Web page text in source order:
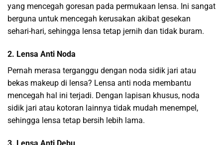
yang mencegah goresan pada permukaan lensa. Ini sangat
berguna untuk mencegah kerusakan akibat gesekan
sehari-hari, sehingga lensa tetap jernih dan tidak buram.
2. Lensa Anti Noda
Pernah merasa terganggu dengan noda sidik jari atau
bekas makeup di lensa? Lensa anti noda membantu
mencegah hal ini terjadi. Dengan lapisan khusus, noda
sidik jari atau kotoran lainnya tidak mudah menempel,
sehingga lensa tetap bersih lebih lama.